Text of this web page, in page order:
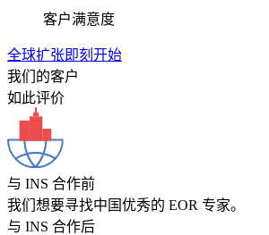
客户满意度
全球扩张即刻开始
我们的客户
如此评价
与 INS 合作前
我们想要寻找中国优秀的 EOR 专家。
与 INS 合作后